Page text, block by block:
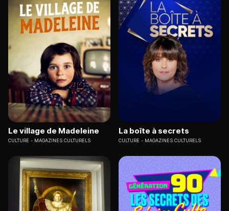
Le village de Madeleine
CULTURE MAGAZINES CULTURELS
La boîte à secrets
CULTURE MAGAZINES CULTURELS